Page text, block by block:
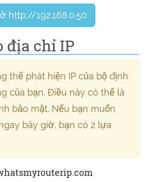
http://192.168.0.50
địa chỉ IP
thể phát hiện IP của bộ định
của bạn. Điều này có thể là
bảo mật. Nếu bạn muốn
bây giờ, bạn có 2 lựa